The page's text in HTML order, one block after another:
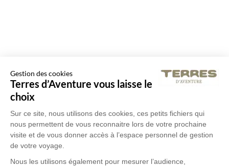
Gestion des cookies
Terres d’Aventure vous laisse le
choix
Sur ce site, nous utilisons des cookies, ces petits fichiers qui
nous permettent de vous reconnaitre lors de votre prochaine
visite et de vous donner accès à l’espace personnel de gestion
de votre voyage.
Nous les utilisons également pour mesurer l’audience,